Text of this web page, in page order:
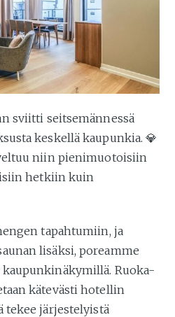
sviitti seitsemännessä
keskellä kaupunkia. 💎
niin pienimuotoisiin
hetkiin kuin
tapahtumiin, ja
lisäksi, poreamme
kaupunkinäkymillä. Ruoka-
kätevästi hotellin
tekee järjestelyistä